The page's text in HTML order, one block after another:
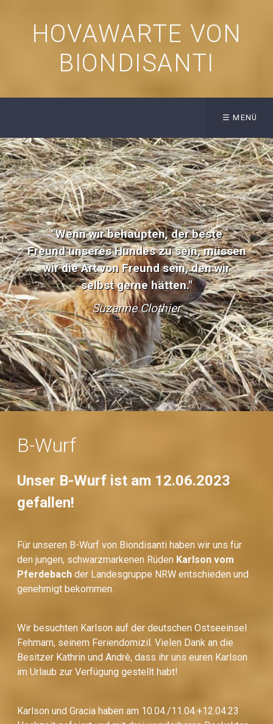
HOVAWARTE VON
BIONDISANTI
☰ MENÜ
B-Wurf
Unser B-Wurf ist am 12.06.2023
gefallen!
Für unseren B-Wurf von Biondisanti haben wir uns für
den jungen, schwarzmarkenen Rüden Karlson vom
Pferdebach der Landesgruppe NRW entschieden und
genehmigt bekommen.
Wir besuchten Karlson auf der deutschen Ostseeinsel
Fehmarn, seinem Feriendomizil. Vielen Dank an die
Besitzer Kathrin und Andrè, dass ihr uns euren Karlson
im Urlaub zur Verfügung gestellt habt!
Karlson und Gracia haben am 10.04./11.04.+12.04.23